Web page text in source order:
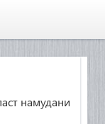
намудани